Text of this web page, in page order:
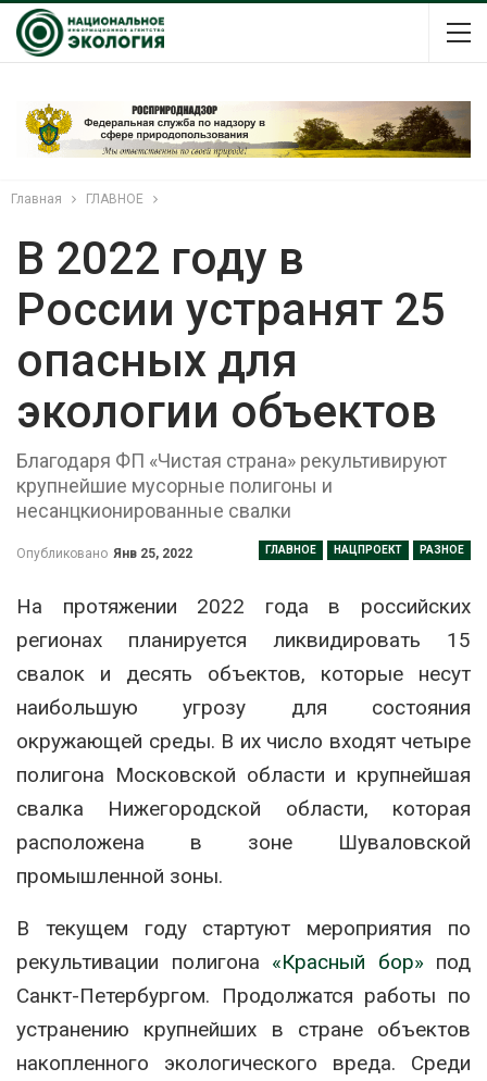
Главная ГЛАВНОЕ
В 2022 году в
России устранят 25
опасных для
экологии объектов
Благодаря ФП «Чистая страна» рекультивируют
крупнейшие мусорные полигоны и
несанцкионированные свалки
ГЛАВНОЕ НАЦПРОЕКТ РАЗНОЕ
Опубликовано Янв 25, 2022
На протяжении 2022 года в российских
регионах планируется ликвидировать 15
свалок и десять объектов, которые несут
наибольшую угрозу для состояния
окружающей среды. В их число входят четыре
полигона Московской области и крупнейшая
свалка Нижегородской области, которая
расположена в зоне Шуваловской
промышленной зоны.
В текущем году стартуют мероприятия по
рекультивации полигона «Красный бор»под
Санкт-Петербургом. Продолжатся работы по
устранению крупнейших в стране объектов
накопленного экологического вреда. Среди